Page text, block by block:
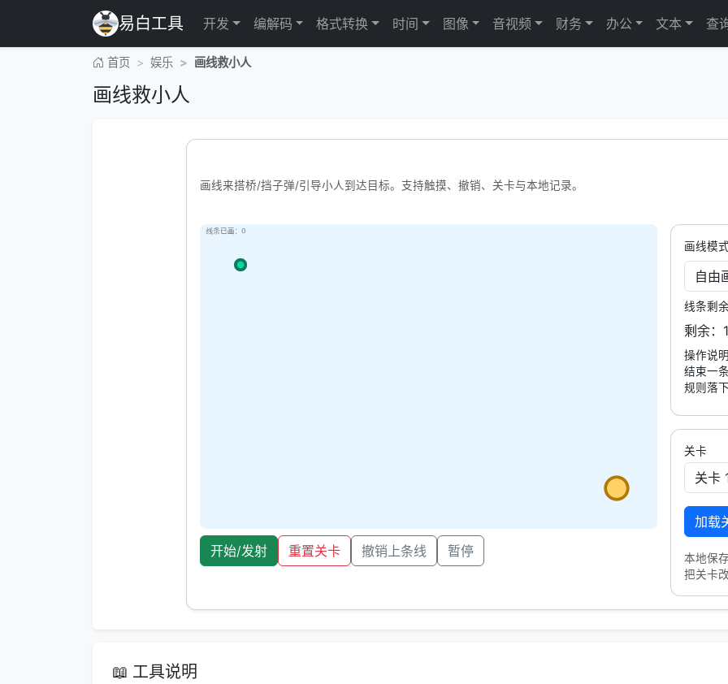
易白工具 开发 编解码 格式转换 时间 图像 音视频 财务 办公 文本 查
首页 娱乐 画线救小人
画线救小人
画线来搭桥/挡子弹/引导小人到达目标。支持触摸、撤销、关卡与本地记录。
开始/发射 重置关卡 撤销上条线 暂停
画线模
线条剩
剩余：
操作说
结束一
规则落
关卡
加载
本地保
把关卡
📖 工具说明